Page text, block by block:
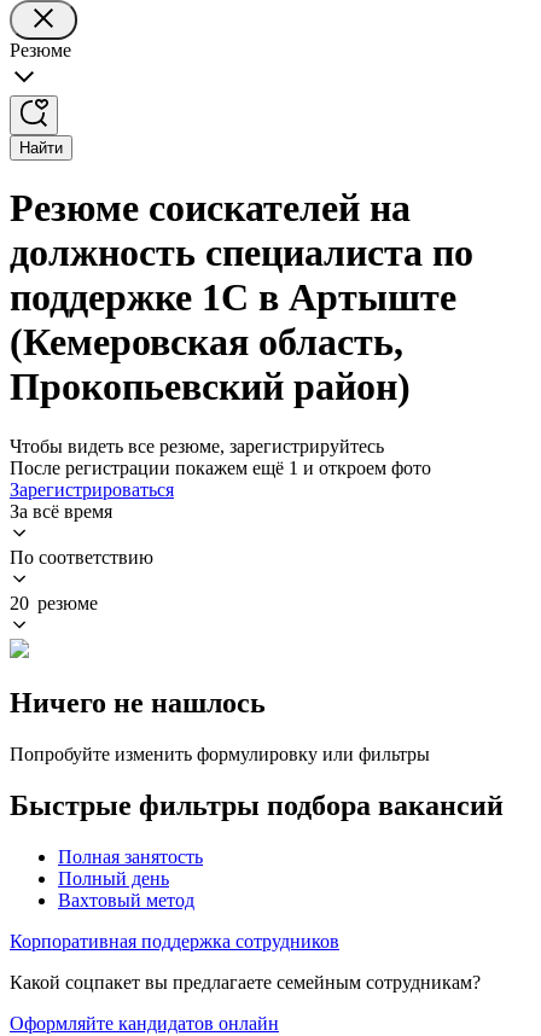
Резюме
Найти
Резюме соискателей на
должность специалиста по
поддержке 1С в Артыште
(Кемеровская область,
Прокопьевский район)
Чтобы видеть все резюме, зарегистрируйтесь
После регистрации покажем ещё 1 и откроем фото
Зарегистрироваться
За всё время
По соответствию
20 резюме
Ничего не нашлось
Попробуйте изменить формулировку или фильтры
Быстрые фильтры подбора вакансий
Полная занятость
Полный день
Вахтовый метод
Корпоративная поддержка сотрудников
Какой соцпакет вы предлагаете семейным сотрудникам?
Оформляйте кандидатов онлайн